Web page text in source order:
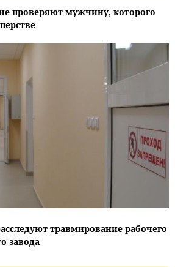
проверяют мужчину, которого
травмирование рабочего
завода